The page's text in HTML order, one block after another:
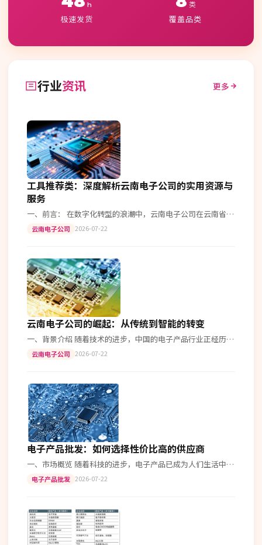
h
极速发货
类
覆盖品类
行业资讯 更多
工具推荐类：深度解析云南电子公司的实用资源与
服务
一、前言： 在数字化转型的浪潮中，云南电子公司在云南省乃
至全国范围内迅速崛起。为了帮助企业更好地抓住市场机遇，
云南电子公司 2026-07-22
云南电子公司的崛起：从传统到智能的转变
一、背景介绍 随着技术的进步，中国的电子产品行业正经历着
前所未有的变革。在西南边陲，一家名为“云电科技”的公司
云南电子公司 2026-07-22
电子产品批发：如何选择性价比高的供应商
一、市场概览 随着科技的进步，电子产品已成为人们生活中不
可或缺的一部分。而电子产品批发作为连接制造商与零售商的
电子产品批发 2026-07-22